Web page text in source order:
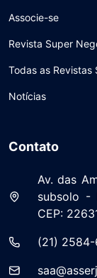
Associe-se
Revista Super
Todas as Revistas
Notícias
Contato
Av. das
subsolo -
CEP:
(21)